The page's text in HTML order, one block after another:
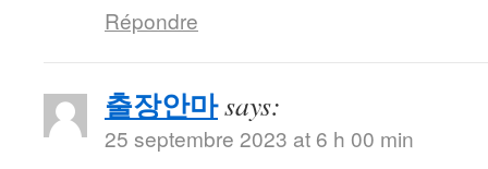
Répondre
출장안마says:
25 septembre 2023 at 6 h 00 min